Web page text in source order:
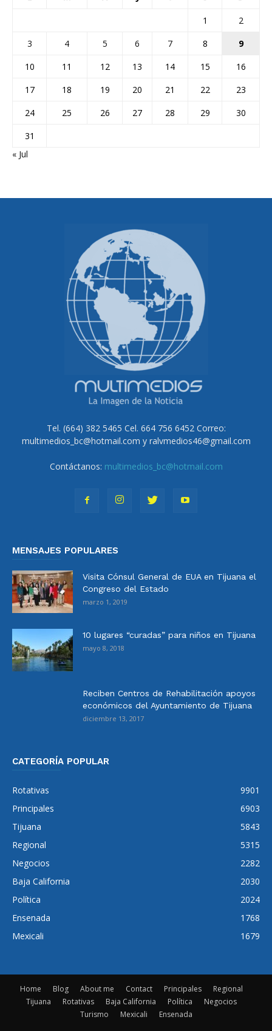
1
2
3
4 5 6 7 8
9
10
11 12 13 14 15
16
17
18 19 20 21 22
23
24
25 26 27 28 29
30
31
« Jul
Tel. (664) 382 5465 Cel. 664 756 6452 Correo:
multimedios_bc@hotmail.com y ralvmedios46@gmail.com
Contáctanos: multimedios_bc@hotmail.com
MENSAJES POPULARES
Visita Cónsul General de EUA en Tijuana el
Congreso del Estado
marzo 1, 2019
10 lugares “curadas” para niños en Tijuana
mayo 8, 2018
Reciben Centros de Rehabilitación apoyos
económicos del Ayuntamiento de Tijuana
diciembre 13, 2017
CATEGORÍA POPULAR
Rotativas
9901
Principales
6903
Tijuana
5843
Regional
5315
Negocios
2282
Baja California
2030
Política
2024
Ensenada
1768
Mexicali
1679
Home Blog About me Contact Principales
Regional
Tijuana
Rotativas Baja California Política
Negocios
Turismo
Mexicali Ensenada